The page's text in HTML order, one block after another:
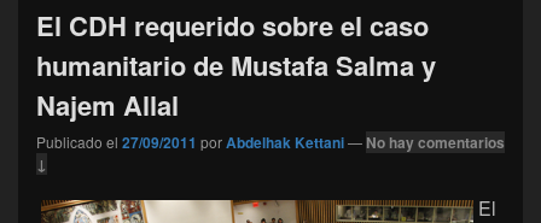
El CDH requerido sobre el caso
humanitario de Mustafa Salma y
Najem Allal
Publicado el 27/09/2011 porAbdelhak Kettani— No hay comentarios
↓
El